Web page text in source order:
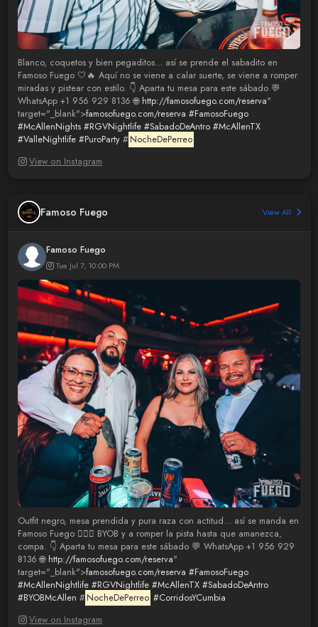
Blanco, coquetos y bien pegaditos… así se prende el sabadito en
Famoso Fuego 🤍🔥 Aquí no se viene a calar suerte, se viene a romper
miradas y pistear con estilo. 👇 Aparta tu mesa para este sábado 💬
WhatsApp +1 956 929 8136 🌐 http://famosofuego.com/reserva"
target="_blank">famosofuego.com/reserva #FamosoFuego
#McAllenNights #RGVNightlife #SabadoDeAntro #McAllenTX
#ValleNightlife #PuroParty# NocheDePerreo
View on Instagram
Famoso Fuego View All
Famoso Fuego
Tue Jul 7, 10:00 PM
Outfit negro, mesa prendida y pura raza con actitud… así se manda en
Famoso Fuego 😮‍💨🔥 BYOB y a romper la pista hasta que amanezca,
compa. 👇 Aparta tu mesa para este sábado 💬 WhatsApp +1 956 929
8136 🌐 http://famosofuego.com/reserva"
target="_blank">famosofuego.com/reserva #FamosoFuego
#McAllenNightlife #RGVNightlife #McAllenTX #SabadoDeAntro
#BYOBMcAllen # NocheDePerreo #CorridosYCumbia
View on Instagram